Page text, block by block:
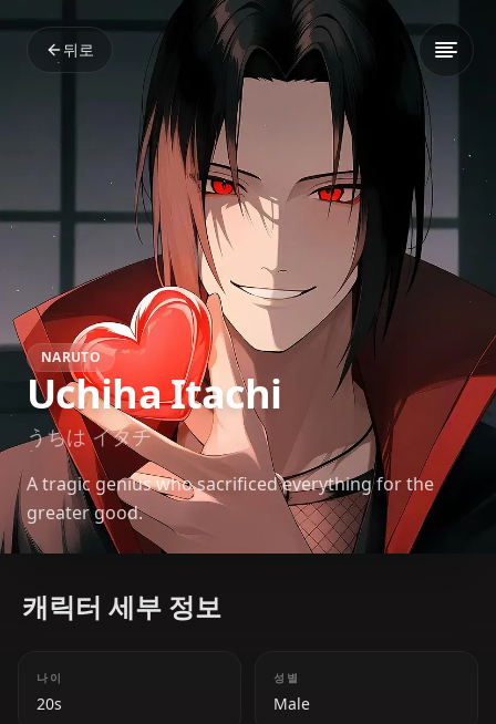
뒤로
NARUTO
Uchiha Itachi
うちは イタチ
A tragic genius who sacrificed everything for the
greater good.
캐릭터 세부 정보
나이
20s
성별
Male